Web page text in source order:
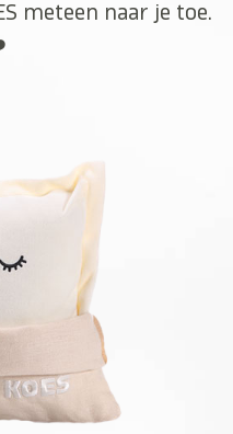
meteen naar je toe.